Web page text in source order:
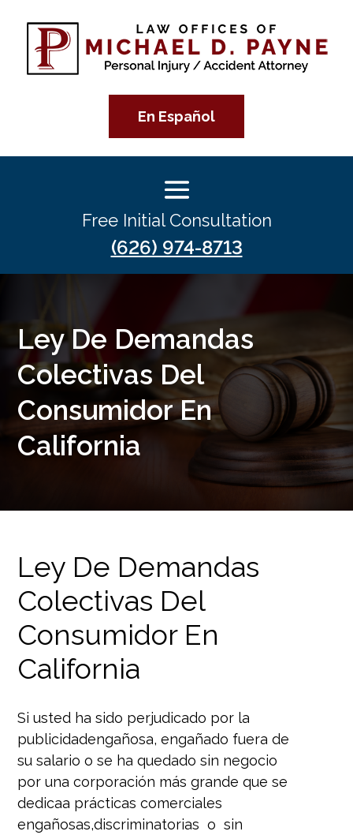
En Español
Free Initial Consultation
(626) 974-8713
Ley De Demandas
Colectivas Del
Consumidor En
California
Ley De Demandas
Colectivas Del
Consumidor En
California
Si usted ha sido perjudicado por la
publicidadengañosa, engañado fuera de
su salario o se ha quedado sin negocio
por una corporación más grande que se
dedicaa prácticas comerciales
engañosas,discriminatorias o sin